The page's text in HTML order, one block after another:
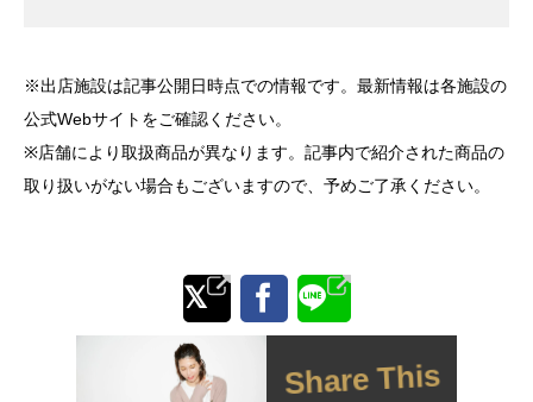
※出店施設は記事公開日時点での情報です。最新情報は各施設の
公式Webサイトをご確認ください。
※店舗により取扱商品が異なります。記事内で紹介された商品の
取り扱いがない場合もございますので、予めご了承ください。
Share This